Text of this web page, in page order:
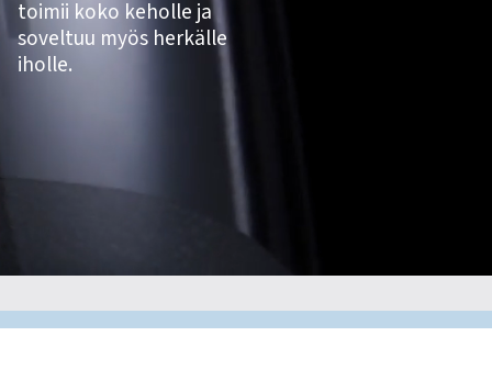
toimii koko keholle ja
soveltuu myös herkälle
iholle.